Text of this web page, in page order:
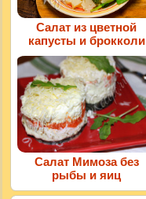
Салат из цветной
капусты и брокколи
Салат Мимоза без
рыбы и яиц